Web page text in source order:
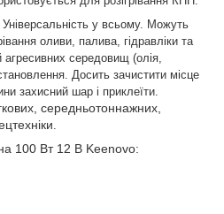
Універсальність у всьому. Можуть
оливи, палива, гідравліки та
агресивних середовищ (олія,
Досить зачистити місце
захисний шар і приклеїти.
середньотоннажних,
100 Вт 12 В Keenovo: